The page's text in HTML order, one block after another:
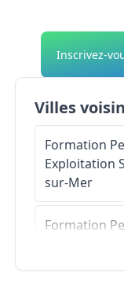
Inscrivez-
Villes
Formation
Exploitation
sur-Mer
Formation